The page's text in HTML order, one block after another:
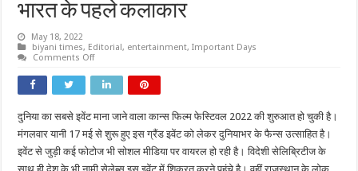
भारत के पहले कलाकार
May 18, 2022
biyani times, Editorial, entertainment,Important Days
Comments Offon
लोक
गायक
ने
रचा
इतिहास,
कान्स
दुनिया का सबसे इवेंट माना जाने वाला कान्स फिल्म फेस्टिवल 2022 की शुरुआत हो चुकी है।
मंगलवार यानी 17 मई से शुरू हुए इस ग्रैंड इवेंट को लेकर दुनियाभर के फैन्स उत्साहित है।
इवेंट से जुड़ी कई फोटोज भी सोशल मीडिया पर वायरल हो रही है। विदेशी सेलिब्रिटीज के